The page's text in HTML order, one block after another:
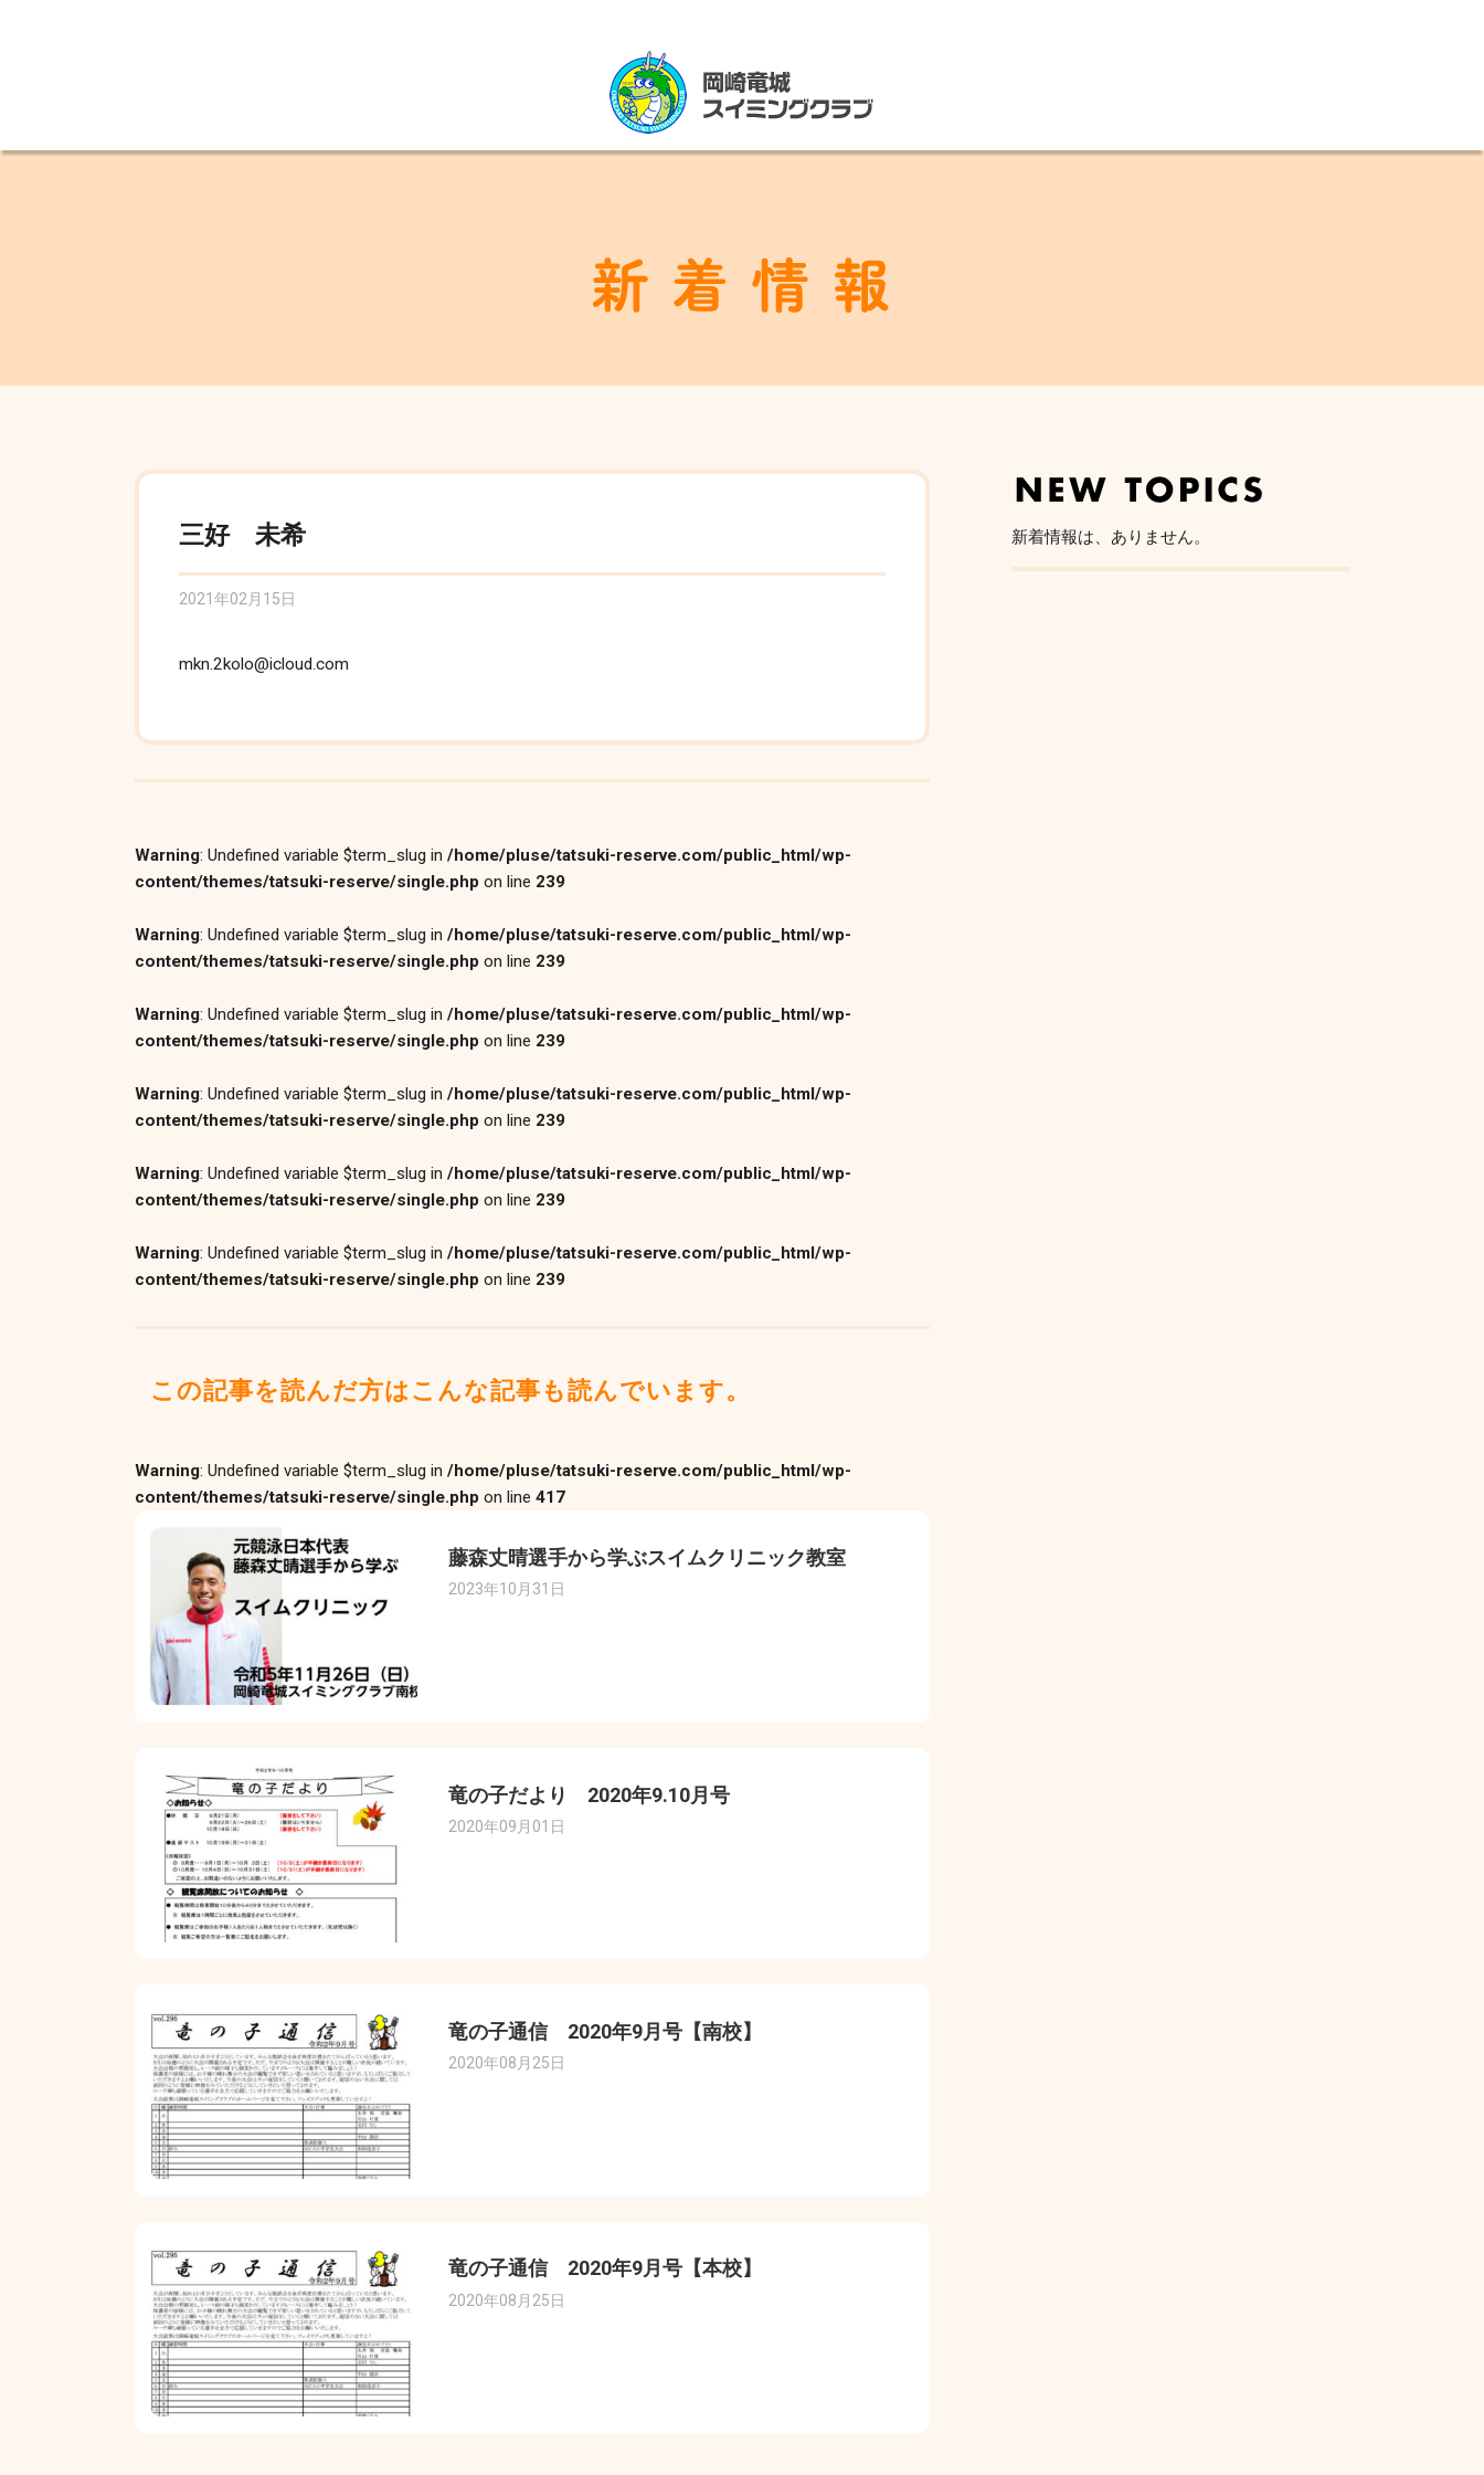
三好 未希
2021年02月15日
mkn.2kolo@icloud.com
Warning: Undefined variable $term_slug in /home/pluse/tatsuki-reserve.com/public_html/wp-
content/themes/tatsuki-reserve/single.php on line 239
Warning: Undefined variable $term_slug in /home/pluse/tatsuki-reserve.com/public_html/wp-
content/themes/tatsuki-reserve/single.php on line 239
Warning: Undefined variable $term_slug in /home/pluse/tatsuki-reserve.com/public_html/wp-
content/themes/tatsuki-reserve/single.php on line 239
Warning: Undefined variable $term_slug in /home/pluse/tatsuki-reserve.com/public_html/wp-
content/themes/tatsuki-reserve/single.php on line 239
Warning: Undefined variable $term_slug in /home/pluse/tatsuki-reserve.com/public_html/wp-
content/themes/tatsuki-reserve/single.php on line 239
Warning: Undefined variable $term_slug in /home/pluse/tatsuki-reserve.com/public_html/wp-
content/themes/tatsuki-reserve/single.php on line 239
この記事を読んだ方はこんな記事も読んでいます。
Warning: Undefined variable $term_slug in /home/pluse/tatsuki-reserve.com/public_html/wp-
content/themes/tatsuki-reserve/single.php on line 417
藤森丈晴選手から学ぶスイムクリニック教室
2023年10月31日
竜の子だより 2020年9.10月号
2020年09月01日
竜の子通信 2020年9月号【南校】
2020年08月25日
竜の子通信 2020年9月号【本校】
2020年08月25日
新着情報は、ありません。